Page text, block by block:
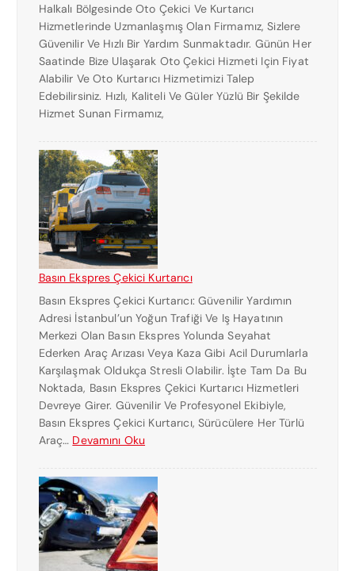
Halkalı Bölgesinde Oto Çekici Ve Kurtarıcı
Hizmetlerinde Uzmanlaşmış Olan Firmamız, Sizlere
Güvenilir Ve Hızlı Bir Yardım Sunmaktadır. Günün Her
Saatinde Bize Ulaşarak Oto Çekici Hizmeti Için Fiyat
Alabilir Ve Oto Kurtarıcı Hizmetimizi Talep
Edebilirsiniz. Hızlı, Kaliteli Ve Güler Yüzlü Bir Şekilde
Hizmet Sunan Firmamız,
Basın Ekspres Çekici Kurtarıcı
Basın Ekspres Çekici Kurtarıcı: Güvenilir Yardımın
Adresi İstanbul’un Yoğun Trafiği Ve Iş Hayatının
Merkezi Olan Basın Ekspres Yolunda Seyahat
Ederken Araç Arızası Veya Kaza Gibi Acil Durumlarla
Karşılaşmak Oldukça Stresli Olabilir. İşte Tam Da Bu
Noktada, Basın Ekspres Çekici Kurtarıcı Hizmetleri
Devreye Girer. Güvenilir Ve Profesyonel Ekibiyle,
Basın Ekspres Çekici Kurtarıcı, Sürücülere Her Türlü
Araç… Devamını Oku:
A
S
I
N
E
K